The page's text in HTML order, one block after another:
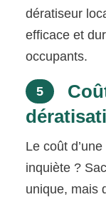
dératiseur
efficace et
occupants.
5
Le coût
inquiète ?
unique, mais